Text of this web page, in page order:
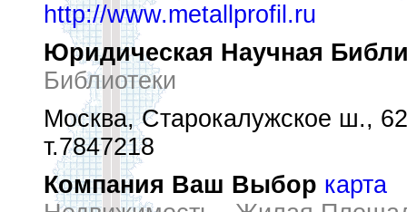
http://www.metallprofil.ru
Юридическая Научная
Библиотеки
Москва, Старокалужское ш., 62
т.7847218
Компания Ваш Выбор карта